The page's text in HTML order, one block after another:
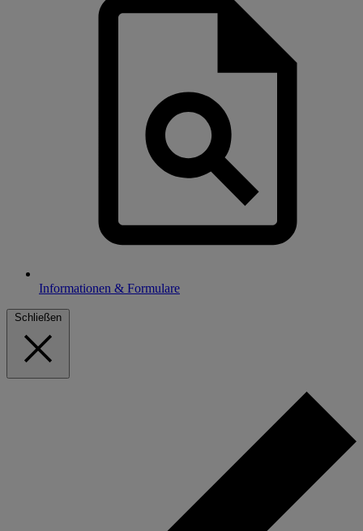
Informationen & Formulare
Schließen